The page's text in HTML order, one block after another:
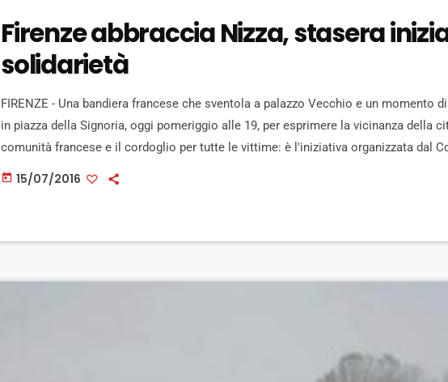
Firenze abbraccia Nizza, stasera
solidarietà
FIRENZE - Una bandiera francese che sventola a palazzo Vecchio e un momento
in piazza della Signoria, oggi pomeriggio alle 19, per esprimere la vicinanza della
comunità francese e il cordoglio per tutte le vittime: è l'iniziativa organizzata dal
risposta all'attentato di ieri sera a Nizza. "Firenze abbraccia la Francia. E stasera
today 15/07/2016